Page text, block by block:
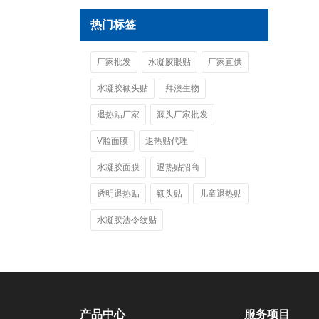
热门标签
厂家批发 水凝胶眼贴 厂家直供
水凝胶额头贴 拜澳生物
退热贴厂家 源头厂家批发
V脸面膜 退热贴代理
水凝胶面膜 退热贴招商
透明退热贴 额头贴 儿童退热贴
水凝胶法令纹贴
产品中心 服务项目